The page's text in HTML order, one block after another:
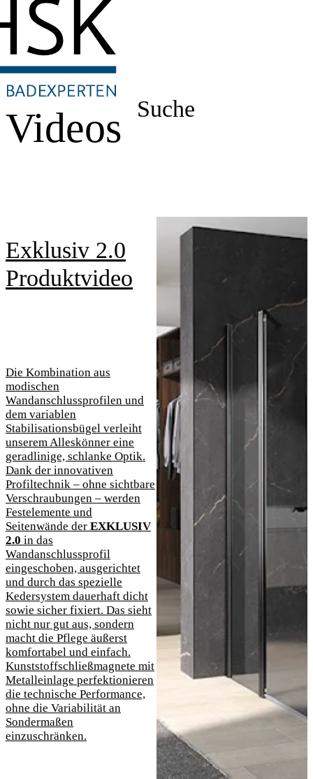
Suche
Videos
Exklusiv 2.0
Produktvideo
Die Kombination aus
modischen
Wandanschlussprofilen und
dem variablen
Stabilisationsbügel verleiht
unserem Alleskönner eine
geradlinige, schlanke Optik.
Dank der innovativen
Profiltechnik – ohne sichtbare
Verschraubungen – werden
Festelemente und
Seitenwände der EXKLUSIV
2.0 in das
Wandanschlussprofil
eingeschoben, ausgerichtet
und durch das spezielle
Kedersystem dauerhaft dicht
sowie sicher fixiert. Das sieht
nicht nur gut aus, sondern
macht die Pflege äußerst
komfortabel und einfach.
Kunststoffschließmagnete mit
Metalleinlage perfektionieren
die technische Performance,
ohne die Variabilität an
Sondermaßen
einzuschränken.